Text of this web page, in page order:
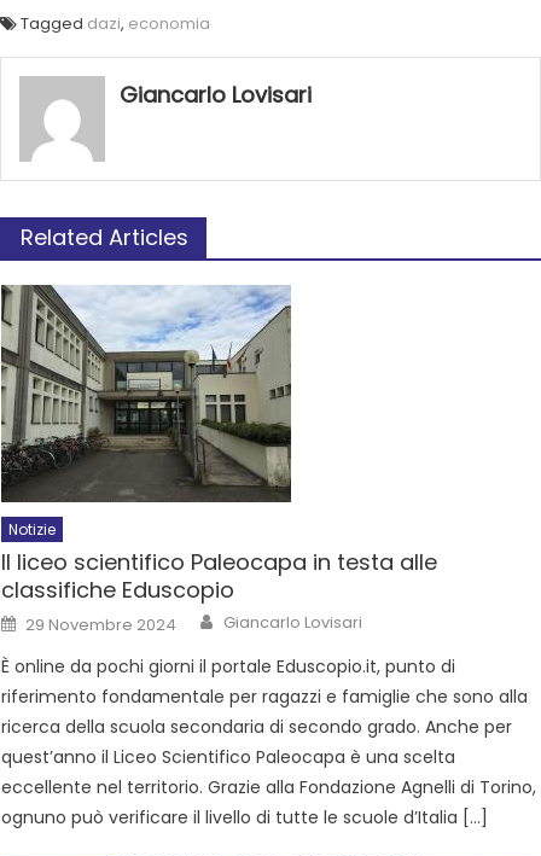
Tagged dazi, economia
Giancarlo Lovisari
Related Articles
Notizie
Il liceo scientifico Paleocapa in testa alle
classifiche Eduscopio
29 Novembre 2024 Giancarlo Lovisari
È online da pochi giorni il portale Eduscopio.it, punto di
riferimento fondamentale per ragazzi e famiglie che sono alla
ricerca della scuola secondaria di secondo grado. Anche per
quest’anno il Liceo Scientifico Paleocapa è una scelta
eccellente nel territorio. Grazie alla Fondazione Agnelli di Torino,
ognuno può verificare il livello di tutte le scuole d’Italia […]